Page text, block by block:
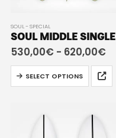
SOUL - SPECIAL
SOUL MIDDLE SINGLE
530,00€ - 620,00€
SELECT OPTIONS